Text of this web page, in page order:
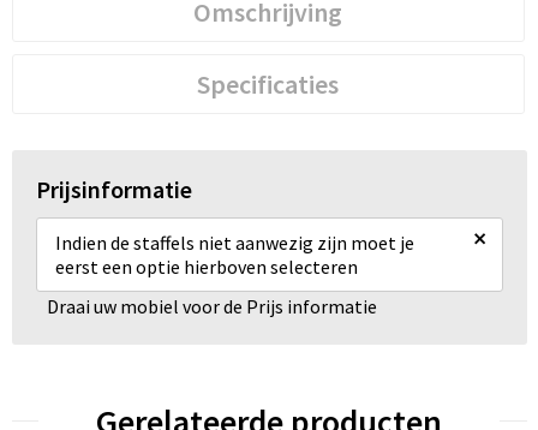
Omschrijving
Specificaties
Prijsinformatie
Indien de staffels niet aanwezig zijn moet je
eerst een optie hierboven selecteren
×
Draai uw mobiel voor de Prijs informatie
Gerelateerde producten